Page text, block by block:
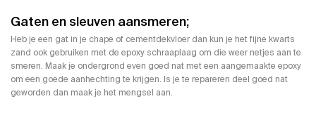
Gaten en sleuven aansmeren;
Heb je een gat in je chape of cementdekvloer dan kun je het fijne kwarts
zand ook gebruiken met de epoxy schraaplaag om die weer netjes aan te
smeren. Maak je ondergrond even goed nat met een aangemaakte epoxy
om een goede aanhechting te krijgen. Is je te repareren deel goed nat
geworden dan maak je het mengsel aan.